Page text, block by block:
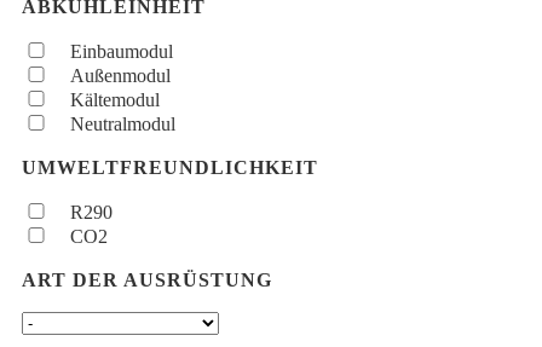
ABKÜHLEINHEIT
Einbaumodul
Außenmodul
Kältemodul
Neutralmodul
UMWELTFREUNDLICHKEIT
R290
CO2
ART DER AUSRÜSTUNG